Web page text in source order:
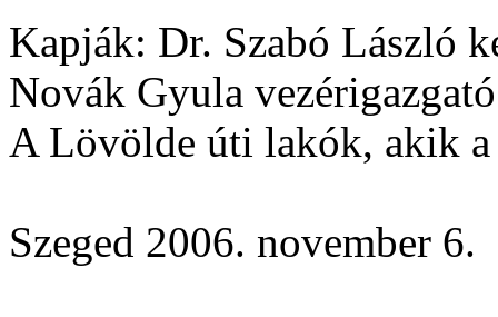
Kapják: Dr. Szabó László
Novák Gyula
A Lövölde úti lakók, akik a
Szeged 2006. november 6.